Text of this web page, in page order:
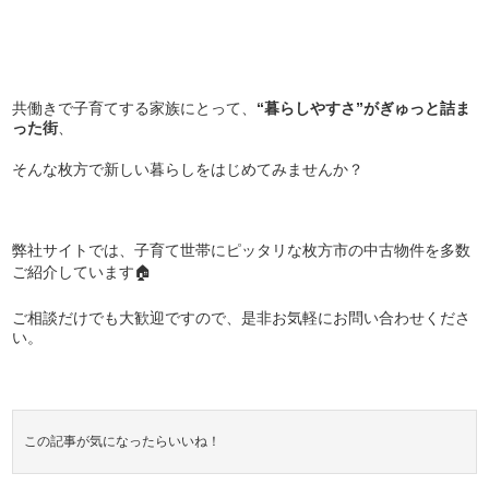
共働きで子育てする家族にとって、 “暮らしやすさ”がぎゅっと詰ま
った街
そんな枚方で新しい暮らしをはじめてみませんか？
弊社サイトでは、子育て世帯にピッタリな枚方市の中古物件を多数
ご紹介しています🏠
ご相談だけでも大歓迎ですので、是非お気軽にお問い合わせくださ
い。
この記事が気になったらいいね！